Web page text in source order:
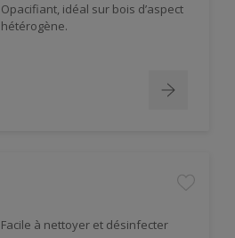
Opacifiant, idéal sur bois d’aspect
hétérogène.
Facile à nettoyer et désinfecter